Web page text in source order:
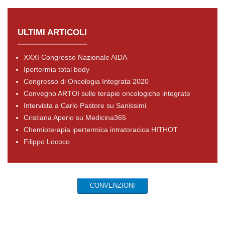
ULTIMI ARTICOLI
XXXI Congresso Nazionale AIDA
Ipertermia total body
Congresso di Oncologia Integrata 2020
Convegno ARTOI sulle terapie oncologiche integrate
Intervista a Carlo Pastore su Sanissimi
Cristiana Aperio su Medicina365
Chemioterapia ipertermica intratoracica HITHOT
Filippo Lococo
CONVENZIONI